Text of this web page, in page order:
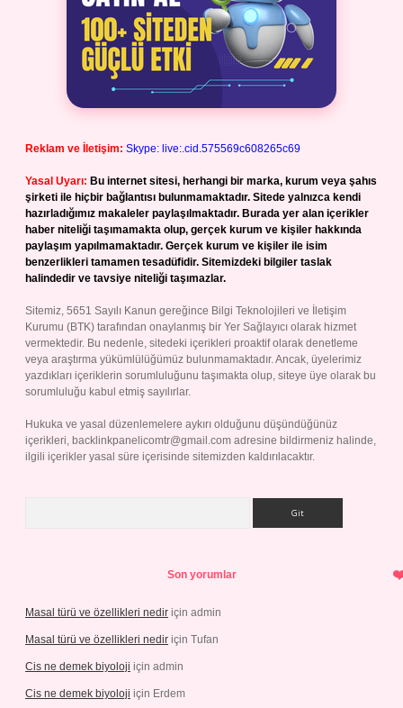
Reklam ve İletişim: Skype: live:.cid.575569c608265c69
Yasal Uyarı: Bu internet sitesi, herhangi bir marka, kurum veya şahıs
şirketi ile hiçbir bağlantısı bulunmamaktadır. Sitede yalnızca kendi
hazırladığımız makaleler paylaşılmaktadır. Burada yer alan içerikler
haber niteliği taşımamakta olup, gerçek kurum ve kişiler hakkında
paylaşım yapılmamaktadır. Gerçek kurum ve kişiler ile isim
benzerlikleri tamamen tesadüfidir. Sitemizdeki bilgiler taslak
halindedir ve tavsiye niteliği taşımazlar.
Sitemiz, 5651 Sayılı Kanun gereğince Bilgi Teknolojileri ve İletişim
Kurumu (BTK) tarafından onaylanmış bir Yer Sağlayıcı olarak hizmet
vermektedir. Bu nedenle, sitedeki içerikleri proaktif olarak denetleme
veya araştırma yükümlülüğümüz bulunmamaktadır. Ancak, üyelerimiz
yazdıkları içeriklerin sorumluluğunu taşımakta olup, siteye üye olarak bu
sorumluluğu kabul etmiş sayılırlar.
Hukuka ve yasal düzenlemelere aykırı olduğunu düşündüğünüz
içerikleri, backlinkpanelicomtr@gmail.com adresine bildirmeniz halinde,
ilgili içerikler yasal süre içerisinde sitemizden kaldırılacaktır.
Son yorumlar
Masal türü ve özellikleri nedir için admin
Masal türü ve özellikleri nedir için Tufan
Cis ne demek biyoloji için admin
Cis ne demek biyoloji için Erdem